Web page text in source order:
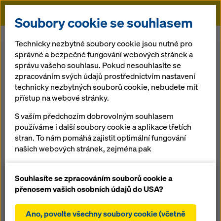
Doka
Zpět na přehled
Šplhací bednění
MF240
Šplhací bednění zdvihané jeřábem pro stavební
Přehled
Manuály, dokumenty a videa
Soubory cookie se souhlasem
Technicky nezbytné soubory cookie jsou nutné pro
správné a bezpečné fungování webových stránek a
správu vašeho souhlasu. Pokud nesouhlasíte se
zpracováním svých údajů prostřednictvím nastavení
technicky nezbytných souborů cookie, nebudete mít
přístup na webové stránky.
S vaším předchozím dobrovolným souhlasem
používáme i další soubory cookie a aplikace třetích
stran. To nám pomáhá zajistit optimální fungování
našich webových stránek, zejména pak
stránek (funkční a statistické soubory cookie),
usnadnění hladkého procesu nákupu při
statistické soubory cookie),
Souhlasíte se zpracováním souborů cookie a
přenosem vašich osobních údajů do USA?
Ano, povolte všechny soubory cookie (včetně